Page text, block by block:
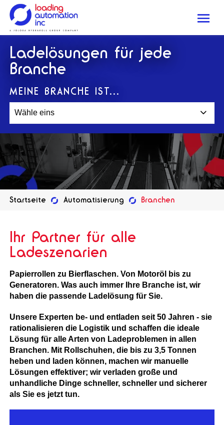
Loading
Automation
Inc
Ladelösungen für jede
Branche
MEINE BRANCHE IST...
Wähle eins
Startseite Automatisierung Branchen
Ihr Partner für alle
Ladeszenarien
Papierrollen zu Bierflaschen. Von Motoröl bis zu
Generatoren. Was auch immer Ihre Branche ist, wir
haben die passende Ladelösung für Sie.
Unsere Experten be- und entladen seit 50 Jahren - sie
rationalisieren die Logistik und schaffen die ideale
Lösung für alle Arten von Ladeproblemen in allen
Branchen. Mit Rollschuhen, die bis zu 3,5 Tonnen
heben und laden können, machen wir manuelle
Lösungen effektiver; wir verladen große und
unhandliche Dinge schneller, schneller und sicherer
als Sie es jetzt tun.